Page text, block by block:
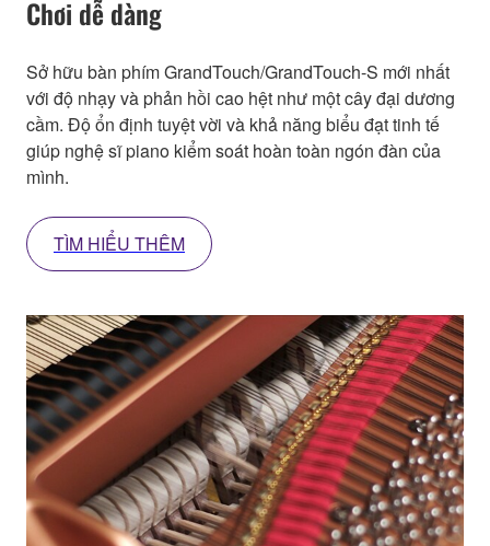
Chơi dễ dàng
Sở hữu bàn phím GrandTouch/GrandTouch-S mới nhất
với độ nhạy và phản hồi cao hệt như một cây đại dương
cầm. Độ ổn định tuyệt vời và khả năng biểu đạt tinh tế
giúp nghệ sĩ piano kiểm soát hoàn toàn ngón đàn của
mình.
TÌM HIỂU THÊM